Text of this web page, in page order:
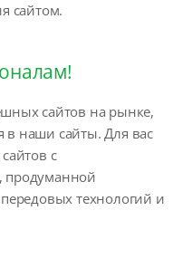
сайтом.
сайтов на рынке,
наши сайты. Для вас
с
продуманной
технологий и